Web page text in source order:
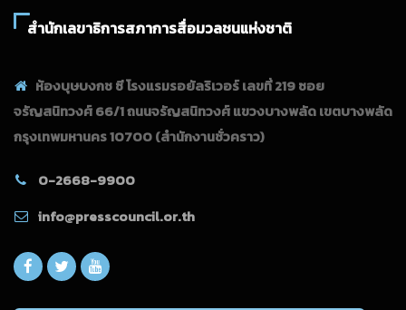
สำนักเลขาธิการสภาการสื่อมวลชนแห่งชาติ
ห้องบุษบงกช ซี โรงแรมรอยัลริเวอร์ เลขที่ 219 ซอย
จรัญสนิทวงศ์ 66/1 ถนนจรัญสนิทวงศ์ แขวงบางพลัด เขตบางพลัด
กรุงเทพมหานคร 10700(สำนักงานชั่วคราว)
0-2668-9900
info@presscouncil.or.th